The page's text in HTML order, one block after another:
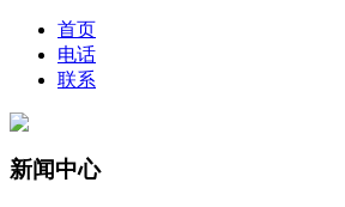
首页
电话
联系
新闻中心